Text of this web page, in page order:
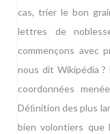
cas, trier le bon
lettres de
commençons avec
nous dit Wikipédia ?
coordonnées
Déﬁnition des plus
bien volontiers que